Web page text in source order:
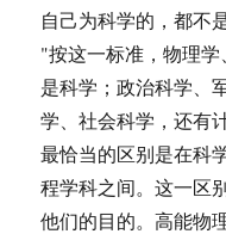
自己为科学的，都不
"按这一标准，物理
是科学；政治科学、
学、社会科学，还有
最恰当的区别是在科
程学科之间。这一区
他们的目的。高能物